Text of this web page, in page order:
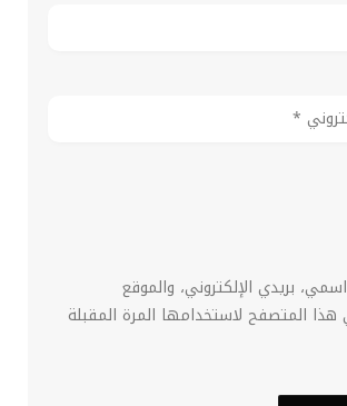
بريدي الإلكتروني، والموقع
هذا المتصفح لاستخدامها المرة المقبلة